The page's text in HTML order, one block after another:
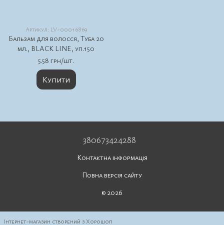
Артикул: LV-00016869
Бальзам для волосся, Туба 20
мл., BLACK LINE, уп.150
5.58 грн/шт.
Купити
380673424288
Контактна інформація
Повна версія сайту
© 2026
Інтернет-магазин створений з Хорошоп